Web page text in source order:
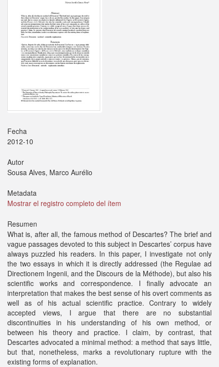
Fecha
2012-10
Autor
Sousa Alves, Marco Aurélio
Metadata
Mostrar el registro completo del ítem
Resumen
What is, after all, the famous method of Descartes? The brief and
vague passages devoted to this subject in Descartes’ corpus have
always puzzled his readers. In this paper, I investigate not only
the two essays in which it is directly addressed (the Regulae ad
Directionem Ingenii, and the Discours de la Méthode), but also his
scientific works and correspondence. I finally advocate an
interpretation that makes the best sense of his overt comments as
well as of his actual scientific practice. Contrary to widely
accepted views, I argue that there are no substantial
discontinuities in his understanding of his own method, or
between his theory and practice. I claim, by contrast, that
Descartes advocated a minimal method: a method that says little,
but that, nonetheless, marks a revolutionary rupture with the
existing forms of explanation.